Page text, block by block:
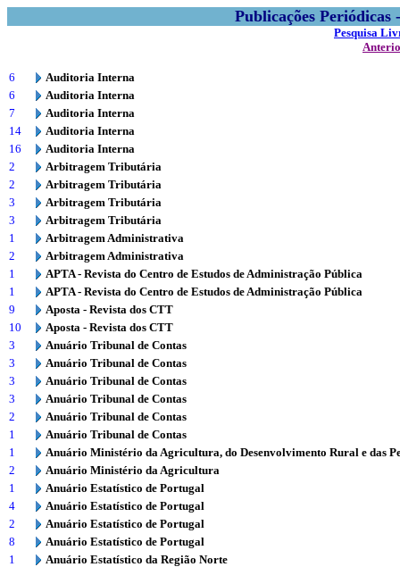
Publicações
Pesquisa
6
Auditoria Interna
6
Auditoria Interna
7
Auditoria Interna
14
Auditoria Interna
16
Auditoria Interna
2
Arbitragem Tributária
2
Arbitragem Tributária
3
Arbitragem Tributária
3
Arbitragem Tributária
1
Arbitragem Administrativa
2
Arbitragem Administrativa
1
APTA - Revista do Centro de Estudos de Administração Pública
1
APTA - Revista do Centro de Estudos de Administração Pública
9
Aposta - Revista dos CTT
10
Aposta - Revista dos CTT
3
Anuário Tribunal de Contas
3
Anuário Tribunal de Contas
3
Anuário Tribunal de Contas
3
Anuário Tribunal de Contas
2
Anuário Tribunal de Contas
1
Anuário Tribunal de Contas
1
Anuário Ministério da Agricultura, do Desenvolvimento Rural e das
2
Anuário Ministério da Agricultura
1
Anuário Estatístico de Portugal
4
Anuário Estatístico de Portugal
2
Anuário Estatístico de Portugal
8
Anuário Estatístico de Portugal
1
Anuário Estatístico da Região Norte